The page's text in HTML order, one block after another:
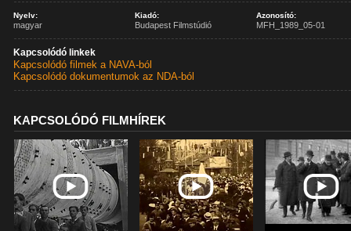
Nyelv:
magyar
Kiadó:
Budapest Filmstúdió
Azonosító:
MFH_1989_05-01
Kapcsolódó linkek
Kapcsolódó filmek a NAVA-ból
Kapcsolódó dokumentumok az NDA-ból
KAPCSOLÓDÓ FILMHÍREK